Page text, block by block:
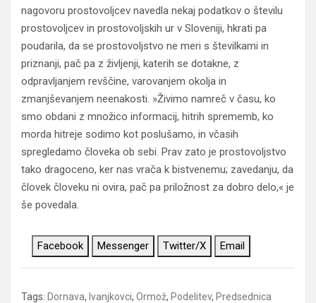
nagovoru prostovoljcev navedla nekaj podatkov o številu
prostovoljcev in prostovoljskih ur v Sloveniji, hkrati pa
poudarila, da se prostovoljstvo ne meri s številkami in
priznanji, pač pa z življenji, katerih se dotakne, z
odpravljanjem revščine, varovanjem okolja in
zmanjševanjem neenakosti. »Živimo namreč v času, ko
smo obdani z množico informacij, hitrih sprememb, ko
morda hitreje sodimo kot poslušamo, in včasih
spregledamo človeka ob sebi. Prav zato je prostovoljstvo
tako dragoceno, ker nas vrača k bistvenemu; zavedanju, da
človek človeku ni ovira, pač pa priložnost za dobro delo,« je
še povedala.
Facebook Messenger Twitter/X Email
Tags: Dornava, Ivanjkovci, Ormož, Podelitev, Predsednica